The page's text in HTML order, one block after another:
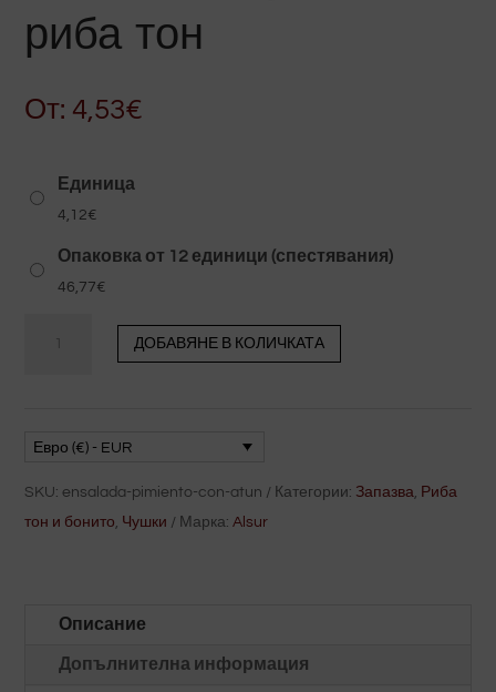
риба тон
От: 4,53€
Единица
4,12€
Опаковка от 12 единици (спестявания)
46,77€
риба
ДОБАВЯНЕ В КОЛИЧКАТА
Евро (€) - EUR
SKU: ensalada-pimiento-con-atun Категории: Запазва, Риба
тон и бонито, Чушки Марка:Alsur
Описание
Допълнителна информация